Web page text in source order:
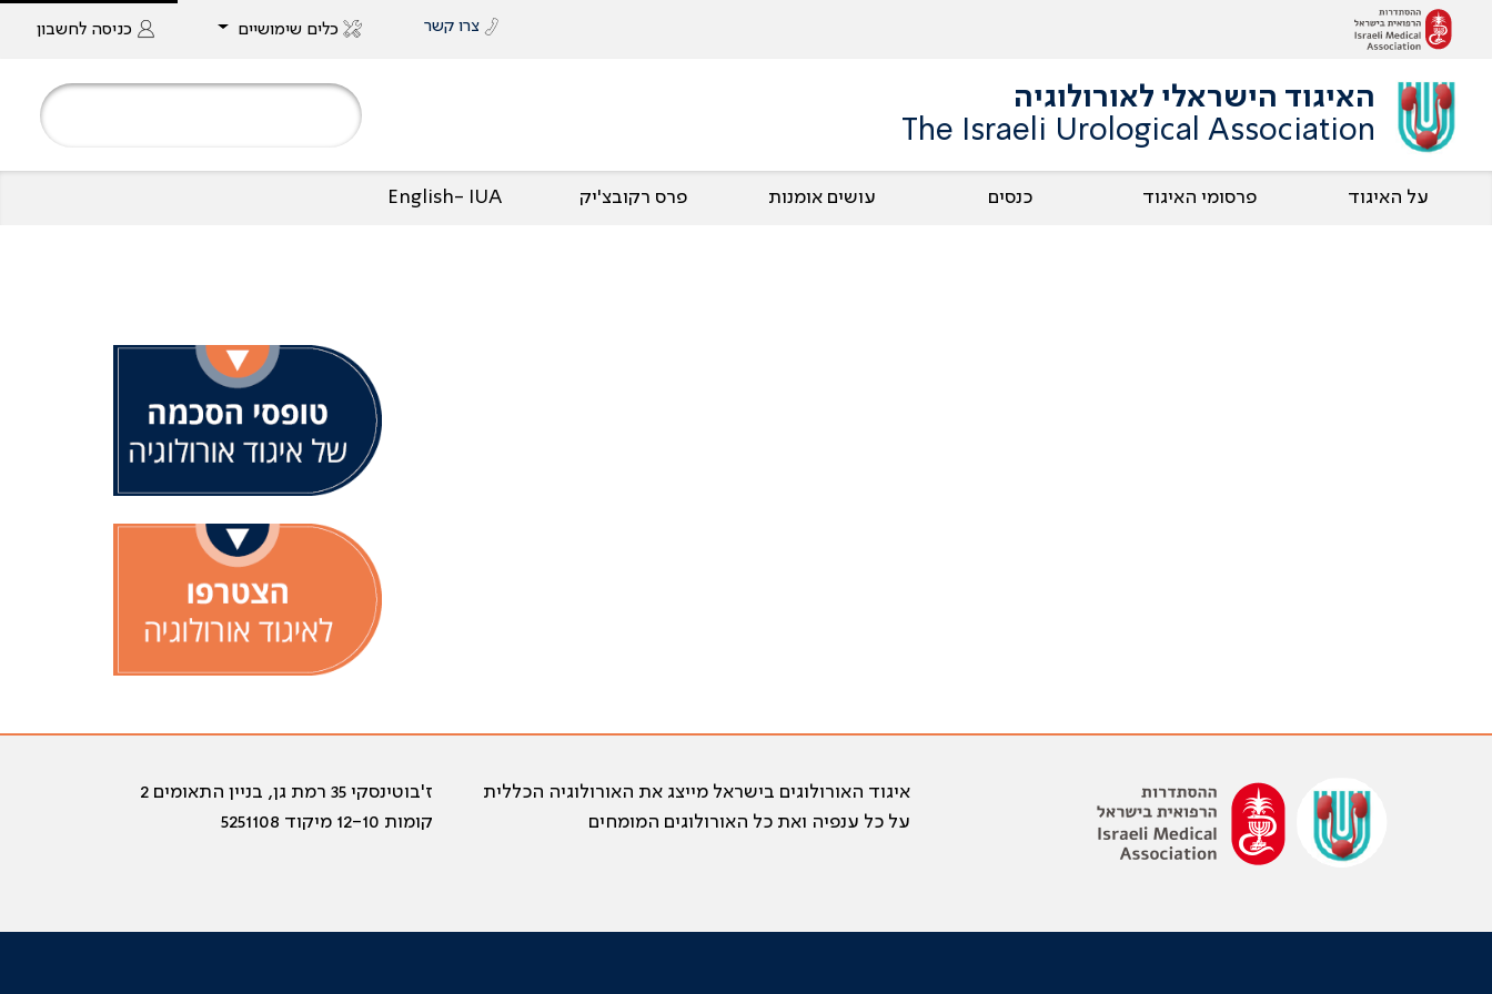
צרו קשר כלים שימושיים כניסה לחשבון
האיגוד הישראלי לאורולוגיה
The Israeli Urological Association
על האיגוד פרסומי האיגוד כנסים עושים אומנות פרס רקובצ'יק English- IUA
איגוד האורולוגים בישראל מייצג את האורולוגיה הכללית
על כל ענפיה ואת כל האורולוגים המומחים
ז'בוטינסקי 35 רמת גן, בניין התאומים 2
קומות 12-10 מיקוד 5251108